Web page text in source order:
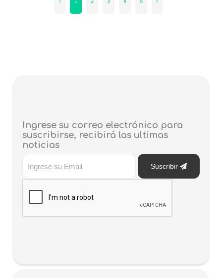
Ingrese su correo electrónico para
suscribirse, recibirá las ultimas
noticias
Suscribir